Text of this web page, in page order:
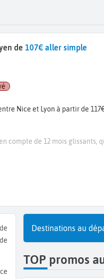
de 107€ aller simple
Nice et Lyon à partir de
compte de 12 mois glissants,
Destinations au
TOP promos